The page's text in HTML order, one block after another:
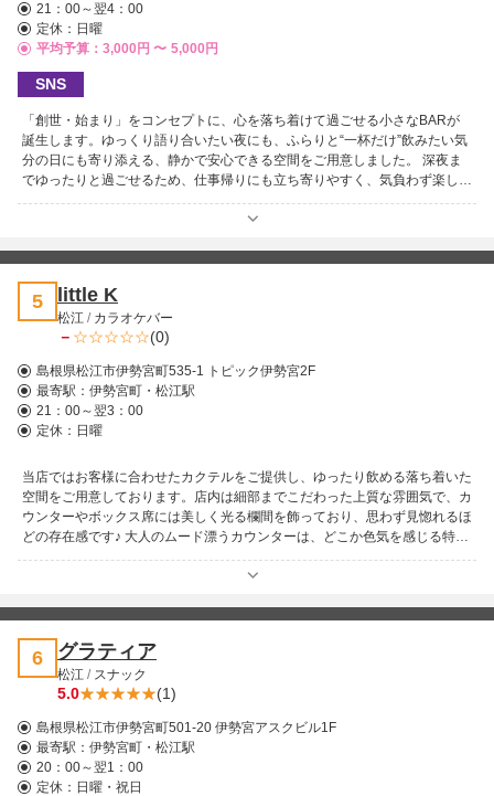
21：00～翌4：00
定休：日曜
平均予算：3,000円 〜 5,000円
SNS
「創世・始まり」をコンセプトに、心を落ち着けて過ごせる小さなBARが
誕生します。ゆっくり語り合いたい夜にも、ふらりと“一杯だけ”飲みたい気
分の日にも寄り添える、静かで安心できる空間をご用意しました。 深夜ま
でゆったりと過ごせるため、仕事帰りにも立ち寄りやすく、気負わず楽しめ
るのが魅力です！ ご新規様や女性のお一人様も大歓迎！初めての方でもリ
ラックスして楽しめる温かい雰囲気を大切にしています♪どうぞお気軽にお
5 little K
松江 / カラオケバー
－ (0)
島根県松江市伊勢宮町535-1 トピック伊勢宮2F
最寄駅： 伊勢宮町・松江駅
21：00～翌3：00
定休：日曜
当店ではお客様に合わせたカクテルをご提供し、ゆったり飲める落ち着いた
空間をご用意しております。店内は細部までこだわった上質な雰囲気で、カ
ウンターやボックス席には美しく光る欄間を飾っており、思わず見惚れるほ
どの存在感です♪ 大人のムード漂うカウンターは、どこか色気を感じる特別
な時間が流れ、ボックス席もこだわり抜いたデザインで居心地抜群。落ち着
いた雰囲気の中で語らい、心惹かれる相手との距離がぐっと近づく…そんな
クテルを楽しみにいらしてください！皆さまのご来店を心よりお待ちしてお
ります♪
6 グラティア
松江 / スナック
5.0 (1)
島根県松江市伊勢宮町501-20 伊勢宮アスクビル1F
最寄駅： 伊勢宮町・松江駅
20：00～翌1：00
定休：日曜・祝日